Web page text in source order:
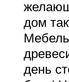
дом
день